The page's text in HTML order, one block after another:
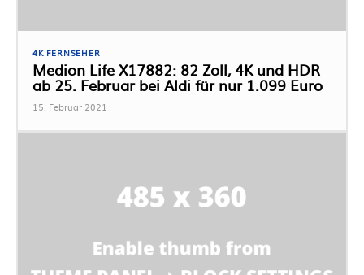
4K FERNSEHER
Medion Life X17882: 82 Zoll, 4K und HDR
ab 25. Februar bei Aldi für nur 1.099 Euro
15. Februar 2021